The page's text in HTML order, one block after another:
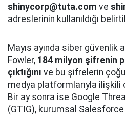
shinycorp@tuta.com ve
adreslerinin kullanıldığı
Mayıs ayında siber güvenlik
Fowler, 184 milyon şifrenin
çıktığını ve bu şifrelerin
medya platformlarıyla
Bir ay sonra ise Google
(GTIG), kurumsal Salesforce